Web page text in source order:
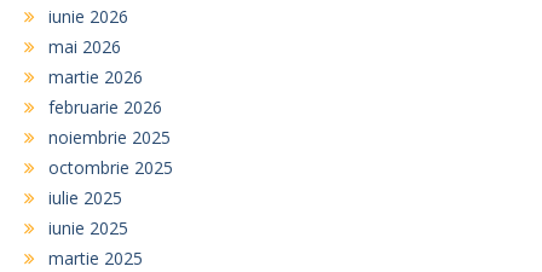
iunie 2026
mai 2026
martie 2026
februarie 2026
noiembrie 2025
octombrie 2025
iulie 2025
iunie 2025
martie 2025